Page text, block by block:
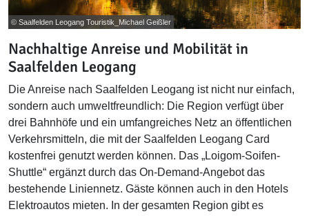
© Saalfelden Leogang Touristik_Michael Geißler
Nachhaltige Anreise und Mobilität in
Saalfelden Leogang
Die Anreise nach Saalfelden Leogang ist nicht nur einfach,
sondern auch umweltfreundlich: Die Region verfügt über
drei Bahnhöfe und ein umfangreiches Netz an öffentlichen
Verkehrsmitteln, die mit der Saalfelden Leogang Card
kostenfrei genutzt werden können. Das „Loigom-Soifen-
Shuttle“ ergänzt durch das On-Demand-Angebot das
bestehende Liniennetz. Gäste können auch in den Hotels
Elektroautos mieten. In der gesamten Region gibt es